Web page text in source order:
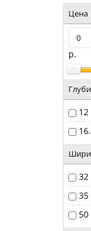
Цена
р.
12
32
35
50